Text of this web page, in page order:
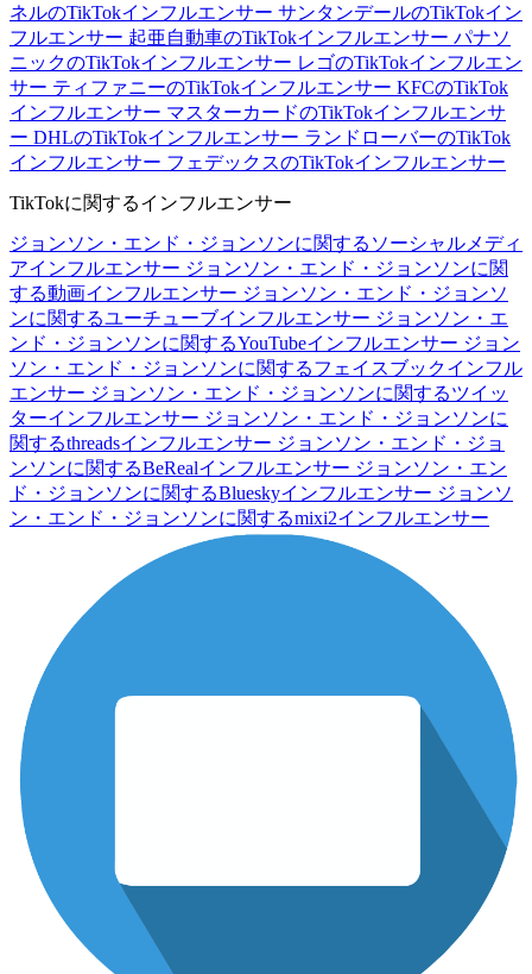
ネルのTikTokインフルエンサー サンタンデールのTikTokイン
フルエンサー 起亜自動車のTikTokインフルエンサー パナソ
ニックのTikTokインフルエンサー レゴのTikTokインフルエン
サー ティファニーのTikTokインフルエンサー KFCのTikTok
インフルエンサー マスターカードのTikTokインフルエンサ
ー DHLのTikTokインフルエンサー ランドローバーのTikTok
インフルエンサー フェデックスのTikTokインフルエンサー
TikTokに関するインフルエンサー
ジョンソン・エンド・ジョンソンに関するソーシャルメディ
アインフルエンサー ジョンソン・エンド・ジョンソンに関
する動画インフルエンサー ジョンソン・エンド・ジョンソ
ンに関するユーチューブインフルエンサー ジョンソン・エ
ンド・ジョンソンに関するYouTubeインフルエンサー ジョン
ソン・エンド・ジョンソンに関するフェイスブックインフル
エンサー ジョンソン・エンド・ジョンソンに関するツイッ
ターインフルエンサー ジョンソン・エンド・ジョンソンに
関するthreadsインフルエンサー ジョンソン・エンド・ジョ
ンソンに関するBeRealインフルエンサー ジョンソン・エン
ド・ジョンソンに関するBlueskyインフルエンサー ジョンソ
ン・エンド・ジョンソンに関するmixi2インフルエンサー